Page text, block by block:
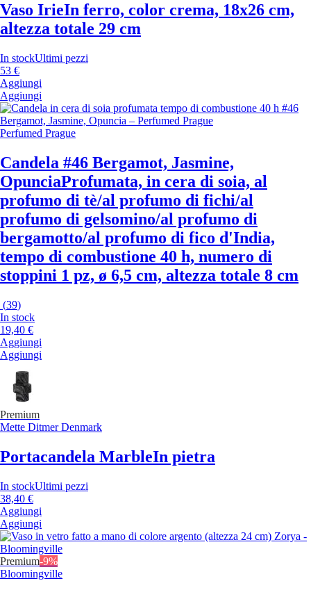
Vaso IrieIn ferro, color crema, 18x26 cm,
altezza totale 29 cm
In stockUltimi pezzi
53 €
Aggiungi
Aggiungi
Perfumed Prague
Candela #46 Bergamot, Jasmine,
OpunciaProfumata, in cera di soia, al
profumo di tè/al profumo di fichi/al
profumo di gelsomino/al profumo di
bergamotto/al profumo di fico d'India,
tempo di combustione 40 h, numero di
stoppini 1 pz, ø 6,5 cm, altezza totale 8 cm
(39)
In stock
19,40 €
Aggiungi
Aggiungi
Premium
Mette Ditmer Denmark
Portacandela MarbleIn pietra
In stockUltimi pezzi
38,40 €
Aggiungi
Aggiungi
Premium-9%
Bloomingville